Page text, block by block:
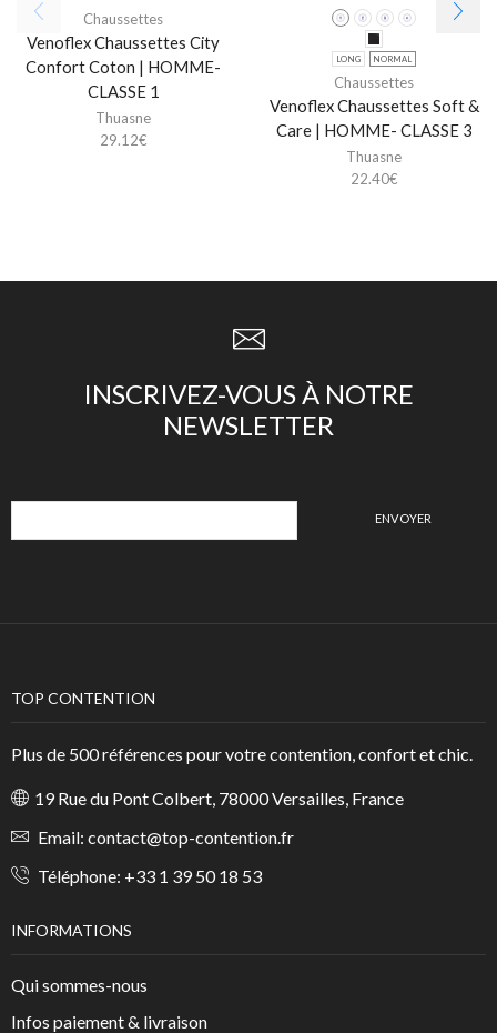
Chaussettes
Venoflex Chaussettes City
Confort Coton | HOMME-
CLASSE 1
Thuasne
29.12€
LONG NORMAL
Chaussettes
Venoflex Chaussettes Soft &
Care | HOMME- CLASSE 3
Thuasne
22.40€
INSCRIVEZ-VOUS À NOTRE
NEWSLETTER
TOP CONTENTION
Plus de 500 références pour votre contention, confort et chic.
19 Rue du Pont Colbert, 78000 Versailles, France
Email: contact@top-contention.fr
Téléphone: +33 1 39 50 18 53
INFORMATIONS
Qui sommes-nous
Infos paiement & livraison